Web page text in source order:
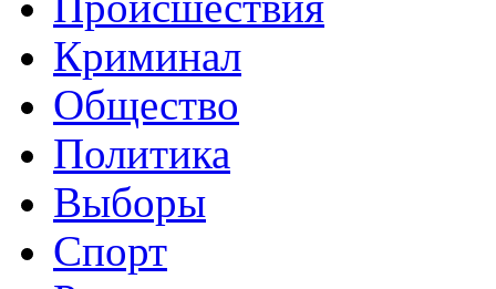
Криминал
Общество
Политика
Выборы
Спорт